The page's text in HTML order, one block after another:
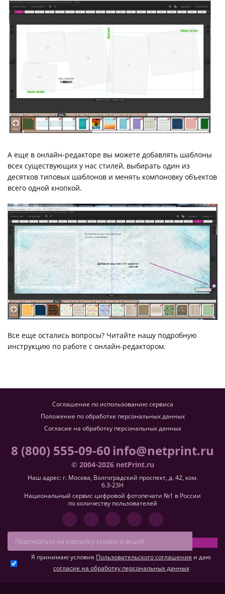
А еще в онлайн-редакторе вы можете добавлять шаблоны
всех существующих у нас стилей, выбирать один из
десятков типовых шаблонов и менять компоновку объектов
всего одной кнопкой.
Все еще остались вопросы? Читайте нашу подробную
инструкцию по работе с онлайн-редактором.
Соглашение по использованию сервиса
Положение по обработке персональных данных
Согласие на обработку персональных данных
8 (800) 555-09-60info@netprint.ru
© 2004-2026 netPrint.ru
Наш адрес: г. Москва, Волгоградский проспект, д. 42, ком.
6.3-23H
Национальный сервис цифровой фотопечати №1 в России
по количеству пользователей
Я принимаю условия Пользовательского соглашения и даю
согласие на обработку персональных данных